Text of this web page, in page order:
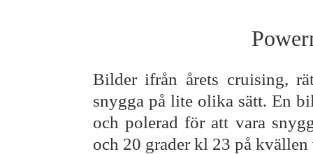
Bilder ifrån årets cruising,
snygga på lite olika sätt. En
och polerad för att vara
och 20 grader kl 23 på